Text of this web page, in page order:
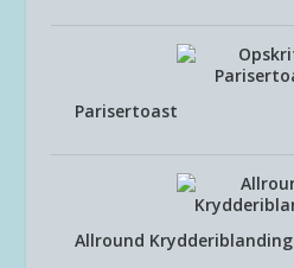
Parisertoast
Allround Krydderiblanding